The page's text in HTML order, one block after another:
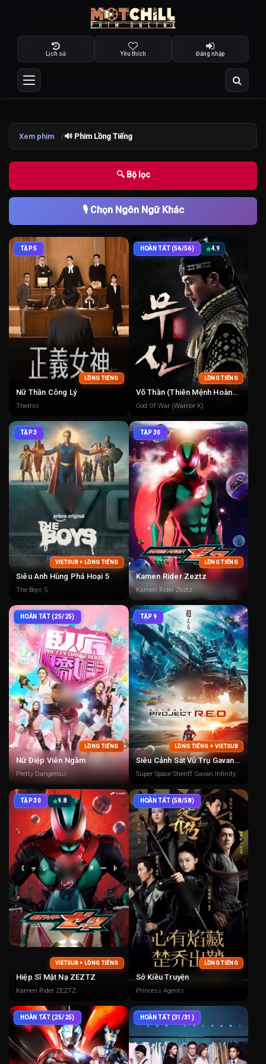
Lịch sử Yêu thích Đăng nhập
Xem phim 🔊 Phim Lồng Tiếng
🔍 Bộ lọc
🎙️ Chọn Ngôn Ngữ Khác
TẬP 5
LỒNG TIẾNG
Nữ Thần Công Lý
Themis
HOÀN TẤT (56/56) 4.9
LỒNG TIẾNG
Võ Thần (Thiên Mệnh Hoàng Đế)
God Of War (Warrior K)
TẬP 3
VIETSUB + LỒNG TIẾNG
Siêu Anh Hùng Phá Hoại 5
The Boys 5
TẬP 30
LỒNG TIẾNG
Kamen Rider Zeztz
Kamen Rider Zeztz
HOÀN TẤT (25/25)
LỒNG TIẾNG
Nữ Điệp Viên Ngầm
Pretty Dangerous
TẬP 9
LỒNG TIẾNG + VIETSUB
Siêu Cảnh Sát Vũ Trụ Gavan Infinity
Super Space Sheriff Gavan Infinity
TẬP 30 9.8
VIETSUB + LỒNG TIẾNG
Hiệp Sĩ Mặt Nạ ZEZTZ
Kamen Rider ZEZTZ
HOÀN TẤT (58/58)
LỒNG TIẾNG
Sở Kiều Truyện
Princess Agents
HOÀN TẤT (25/25) HOÀN TẤT (31/31)